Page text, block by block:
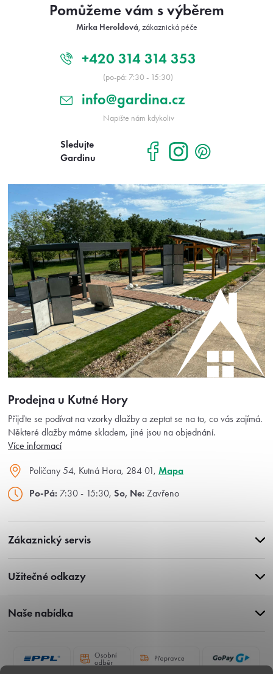
Pomůžeme vám s výběrem
Mirka Heroldová, zákaznická péče
+420 314 314 353
(po-pá: 7:30 - 15:30)
info@gardina.cz
Napište nám kdykoliv
Sledujte
Gardinu
Zákaznický servis
Užitečné odkazy
Naše nabídka
Prodejna u Kutné Hory
Přijďte se podívat na vzorky dlažby a zeptat se na to, co vás zajímá.
Některé dlažby máme skladem, jiné jsou na objednání.
Více informací
Poličany 54, Kutná Hora, 284 01, Mapa
Po-Pá: 7:30 - 15:30, So, Ne: Zavřeno